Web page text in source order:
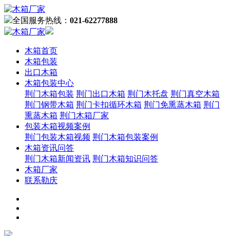
全国服务热线： 021-62277888
木箱首页
木箱包装
出口木箱
木箱包装中心
荆门木箱包装 荆门出口木箱 荆门木托盘 荆门真空木箱
荆门钢带木箱 荆门卡扣循环木箱 荆门免熏蒸木箱 荆门
熏蒸木箱 荆门木箱厂家
包装木箱视频案例
荆门包装木箱视频 荆门木箱包装案例
木箱资讯问答
荆门木箱新闻资讯 荆门木箱知识问答
木箱厂家
联系勒庆